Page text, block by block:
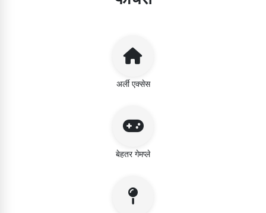
अर्ली एक्सेस
बेहतर गेमप्ले